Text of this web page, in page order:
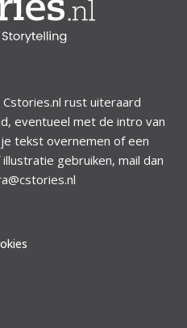
rust uiteraard
eventueel met de intro van
tekst overnemen of een
gebruiken, mail dan